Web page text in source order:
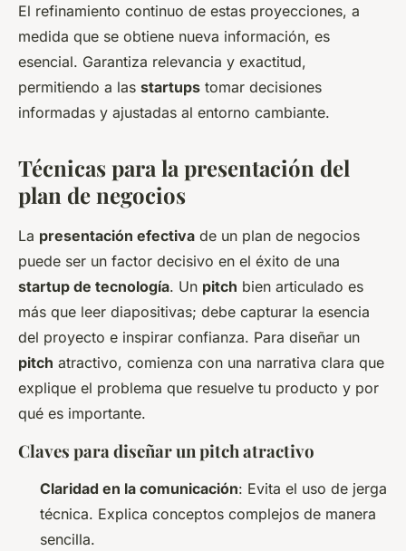
El refinamiento continuo de estas proyecciones, a
medida que se obtiene nueva información, es
esencial. Garantiza relevancia y exactitud,
permitiendo a las startups tomar decisiones
informadas y ajustadas al entorno cambiante.
Técnicas para la presentación del
plan de negocios
La presentación efectiva de un plan de negocios
puede ser un factor decisivo en el éxito de una
startup de tecnología. Un pitch bien articulado es
más que leer diapositivas; debe capturar la esencia
del proyecto e inspirar confianza. Para diseñar un
pitch atractivo, comienza con una narrativa clara que
explique el problema que resuelve tu producto y por
qué es importante.
Claves para diseñar un pitch atractivo
Claridad en la comunicación: Evita el uso de jerga
técnica. Explica conceptos complejos de manera
sencilla.